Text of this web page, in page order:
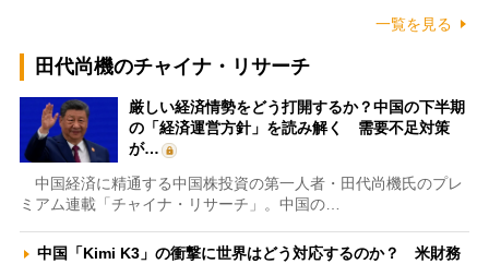
一覧を見る
田代尚機のチャイナ・リサーチ
厳しい経済情勢をどう打開するか？中国の下半期
の「経済運営方針」を読み解く 需要不足対策
が…
中国経済に精通する中国株投資の第一人者・田代尚機氏のプレ
ミアム連載「チャイナ・リサーチ」。中国の…
中国「Kimi K3」の衝撃に世界はどう対応するのか？ 米財務